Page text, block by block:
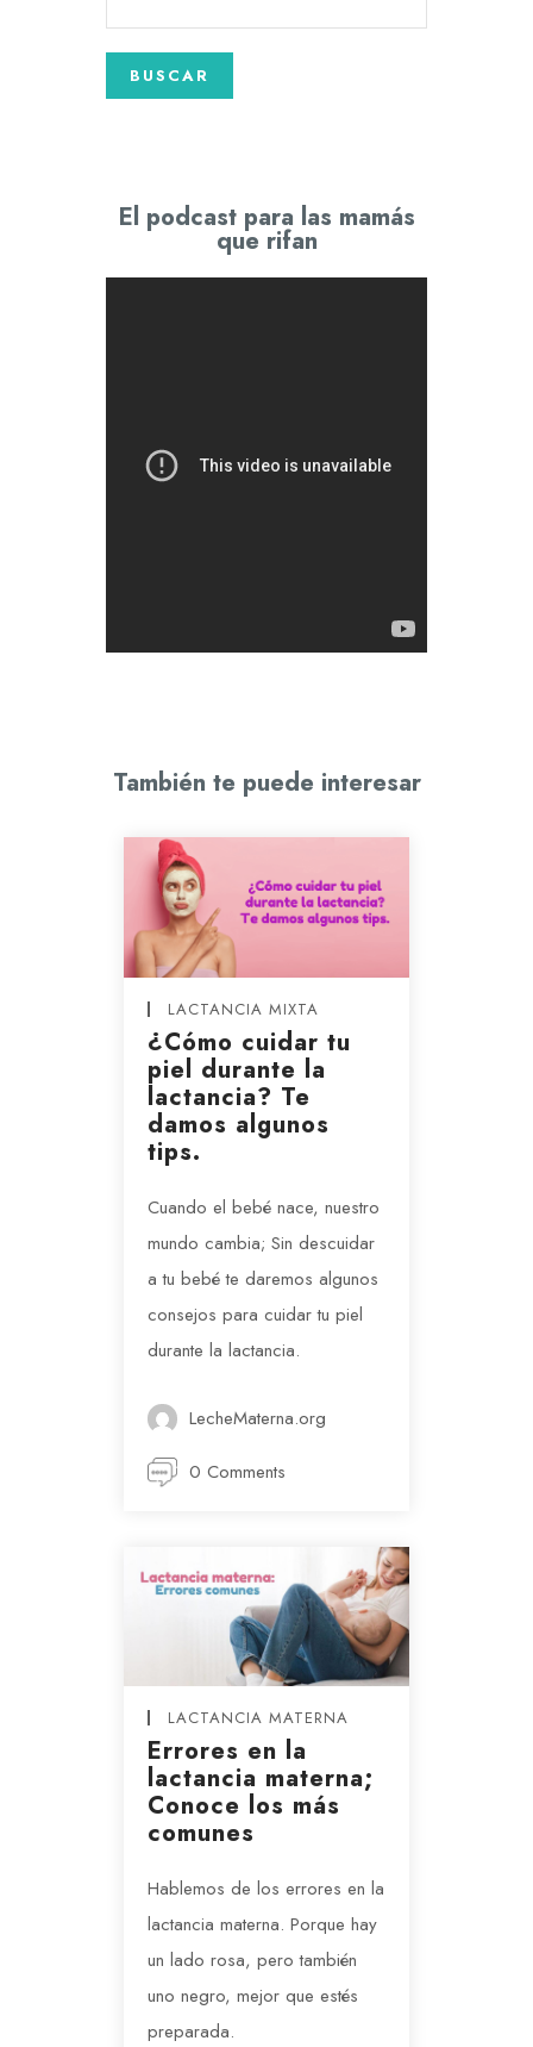
El podcast para las mamás
que rifan
También te puede interesar
LACTANCIA MIXTA
¿Cómo cuidar tu
piel durante la
lactancia? Te
damos algunos
tips.
Cuando el bebé nace, nuestro
mundo cambia; Sin descuidar
a tu bebé te daremos algunos
consejos para cuidar tu piel
durante la lactancia.
LecheMaterna.org
0 Comments
LACTANCIA MATERNA
Errores en la
lactancia materna;
Conoce los más
comunes
Hablemos de los errores en la
lactancia materna. Porque hay
un lado rosa, pero también
uno negro, mejor que estés
preparada.